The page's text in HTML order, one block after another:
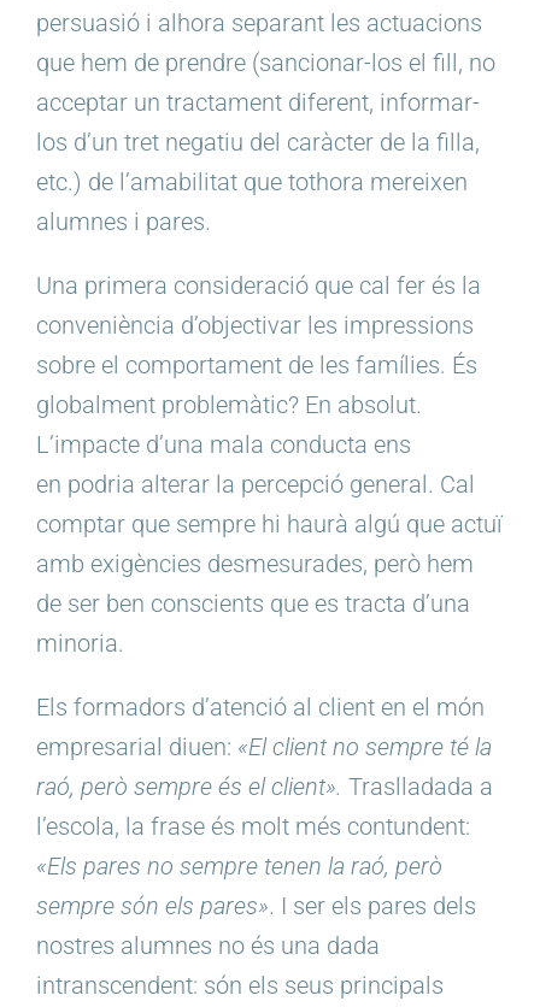
persuasió i alhora separant les actuacions
que hem de prendre (sancionar-los el fill, no
acceptar un tractament diferent, informar-
los d’un tret negatiu del caràcter de la filla,
etc.) de l’amabilitat que tothora mereixen
alumnes i pares.
Una primera consideració que cal fer és la
conveniència d’objectivar les impressions
sobre el comportament de les famílies. És
globalment problemàtic? En absolut.
L’impacte d’una mala conducta ens
en podria alterar la percepció general. Cal
comptar que sempre hi haurà algú que actuï
amb exigències desmesurades, però hem
de ser ben conscients que es tracta d’una
minoria.
Els formadors d’atenció al client en el món
empresarial diuen: «El client no sempre té la
raó, però sempre és el client». Traslladada a
l’escola, la frase és molt més contundent:
«Els pares no sempre tenen la raó, però
sempre són els pares». I ser els pares dels
nostres alumnes no és una dada
intranscendent: són els seus principals